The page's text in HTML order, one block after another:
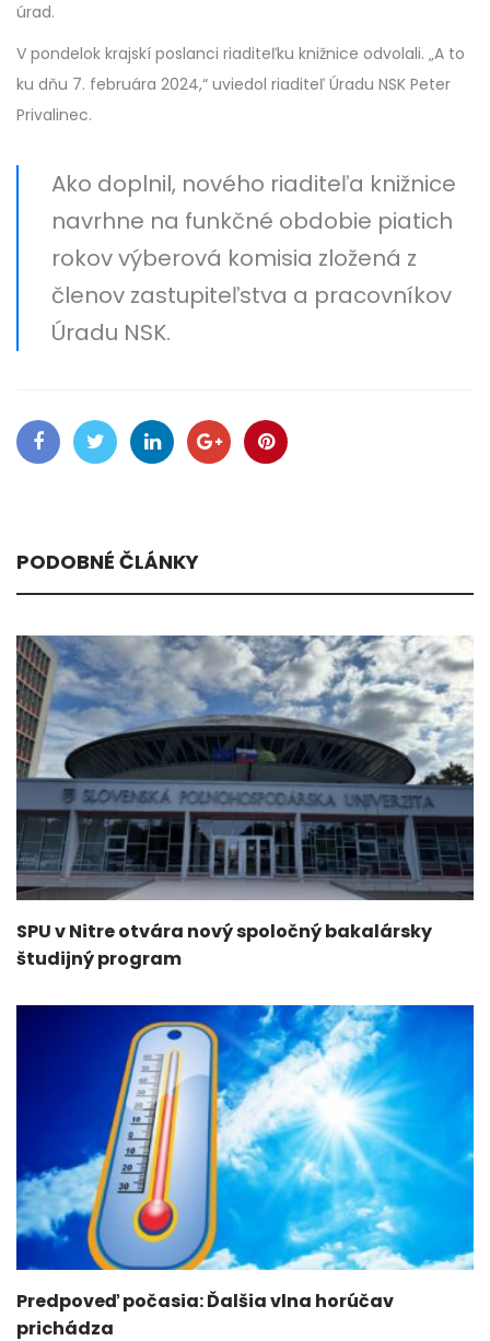
úrad.
V pondelok krajskí poslanci riaditeľku knižnice odvolali. „A to
ku dňu 7. februára 2024,“ uviedol riaditeľ Úradu NSK Peter
Privalinec.
Ako doplnil, nového riaditeľa knižnice
navrhne na funkčné obdobie piatich
rokov výberová komisia zložená z
členov zastupiteľstva a pracovníkov
Úradu NSK.
PODOBNÉ ČLÁNKY
SPU v Nitre otvára nový spoločný bakalársky
študijný program
Predpoveď počasia: Ďalšia vlna horúčav
prichádza